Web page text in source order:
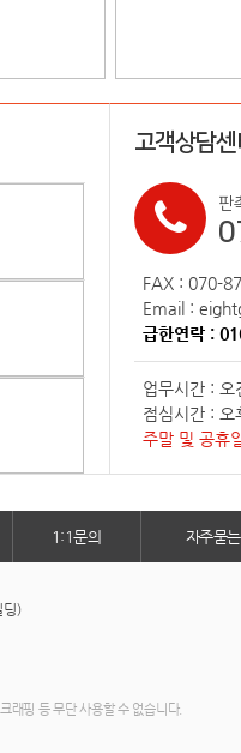
고객상담센
판
FAX : 070-
Email :
급한연락 :
업무시간 : 오
점심시간 : 오
주말 및 공휴
1:1문의 자주묻
딩)
래핑 등 무단 사용할 수 없습니다.